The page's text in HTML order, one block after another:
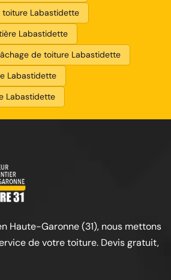
toiture Labastidette
Labastidette
de toiture Labastidette
Labastidette
Labastidette
Haute-Garonne (31), nous mettons
de votre toiture. Devis gratuit,